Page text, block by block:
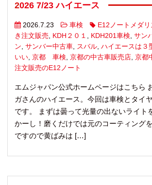
2026 7/23 ハイエース
2026.7.23 車検
E12ノートメダ
き注文販売, KDH２０１ , KDH201車検, サン
ン, サンバー中古車, スバル, ハイエースは３
いい, 京都 車検, 京都の中古車販売店, 京都
注文販売のE12ノート
エムジャパン公式ホームページはこちら
ガさんのハイエース。今回は車検とタイ
です。 まずは曇って光量の出ないライト
かーし！磨くだけでは元のコーティング
ですので黄ばみは […]